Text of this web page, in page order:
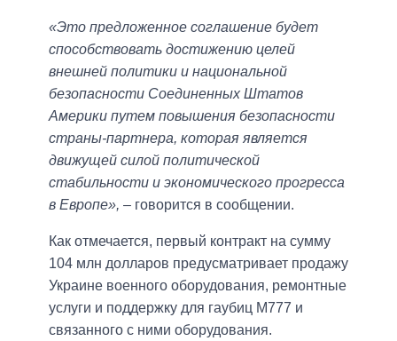
«Это предложенное соглашение будет
способствовать достижению целей
внешней политики и национальной
безопасности Соединенных Штатов
Америки путем повышения безопасности
страны-партнера, которая является
движущей силой политической
стабильности и экономического прогресса
в Европе», – говорится в сообщении.
Как отмечается, первый контракт на сумму
104 млн долларов предусматривает продажу
Украине военного оборудования, ремонтные
услуги и поддержку для гаубиц M777 и
связанного с ними оборудования.